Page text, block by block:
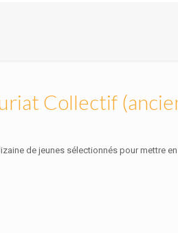
Collectif
de jeunes sélectionnés pour mettre